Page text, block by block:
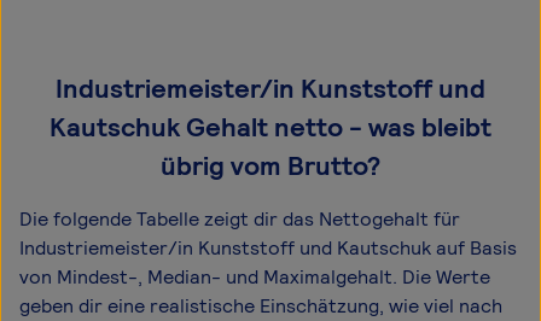
Industriemeister/in Kunststoff und
Kautschuk Gehalt netto - was bleibt
übrig vom Brutto?
Die folgende Tabelle zeigt dir das Netto­gehalt für
Industriemeister/in Kunststoff und Kautschuk auf Basis
von Mindest-, Median- und Maximal­gehalt. Die Werte
geben dir eine realistische Einschätzung, wie viel nach